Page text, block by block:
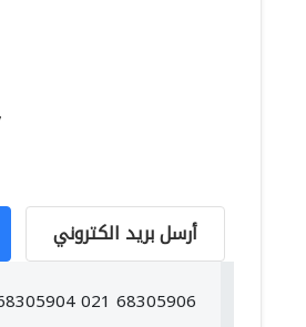
أرسل بريد الكتروني
021 68305906